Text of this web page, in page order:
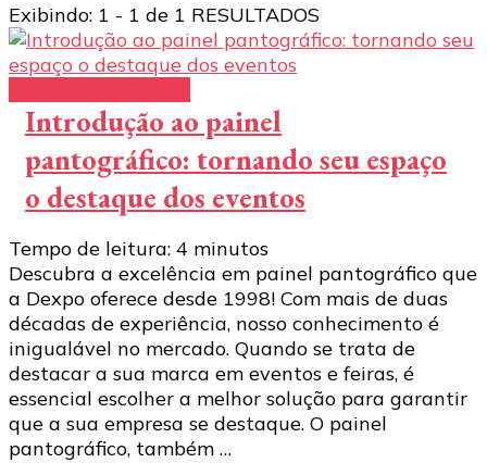
Exibindo: 1 - 1 de 1 RESULTADOS
Introdução ao painel
pantográfico: tornando seu espaço
o destaque dos eventos
Tempo de leitura: 4 minutos
Descubra a excelência em painel pantográfico que
a Dexpo oferece desde 1998! Com mais de duas
décadas de experiência, nosso conhecimento é
inigualável no mercado. Quando se trata de
destacar a sua marca em eventos e feiras, é
essencial escolher a melhor solução para garantir
que a sua empresa se destaque. O painel
pantográfico, também …